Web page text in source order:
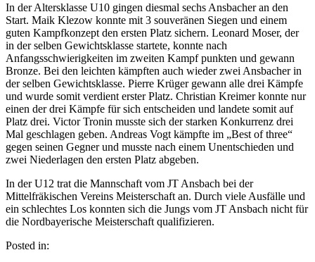
In der Altersklasse U10 gingen diesmal sechs Ansbacher an den
Start. Maik Klezow konnte mit 3 souveränen Siegen und einem
guten Kampfkonzept den ersten Platz sichern. Leonard Moser, der
in der selben Gewichtsklasse startete, konnte nach
Anfangsschwierigkeiten im zweiten Kampf punkten und gewann
Bronze. Bei den leichten kämpften auch wieder zwei Ansbacher in
der selben Gewichtsklasse. Pierre Krüger gewann alle drei Kämpfe
und wurde somit verdient erster Platz. Christian Kreimer konnte nur
einen der drei Kämpfe für sich entscheiden und landete somit auf
Platz drei. Victor Tronin musste sich der starken Konkurrenz drei
Mal geschlagen geben. Andreas Vogt kämpfte im „Best of three“
gegen seinen Gegner und musste nach einem Unentschieden und
zwei Niederlagen den ersten Platz abgeben.
In der U12 trat die Mannschaft vom JT Ansbach bei der
Mittelfräkischen Vereins Meisterschaft an. Durch viele Ausfälle und
ein schlechtes Los konnten sich die Jungs vom JT Ansbach nicht für
die Nordbayerische Meisterschaft qualifizieren.
Posted in: